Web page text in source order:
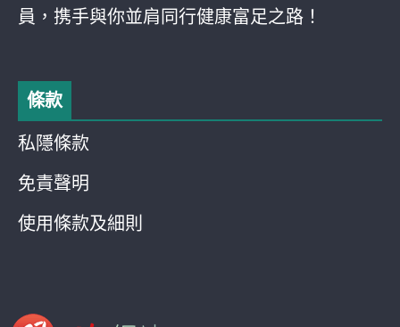
員，携手與你並肩同行健康富足之路！
條款
私隱條款
免責聲明
使用條款及細則